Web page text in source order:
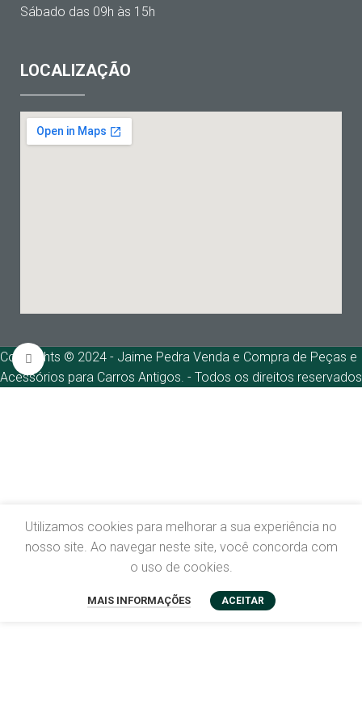
Click to enlarge
Sábado das 09h às 15h
LOCALIZAÇÃO
Copyrights © 2024 - Jaime Pedra Venda e Compra de Peças e
Acessórios para Carros Antigos. - Todos os direitos reservados
Utilizamos cookies para melhorar a sua experiência no
nosso site. Ao navegar neste site, você concorda com
o uso de cookies.
MAIS INFORMAÇÕES ACEITAR